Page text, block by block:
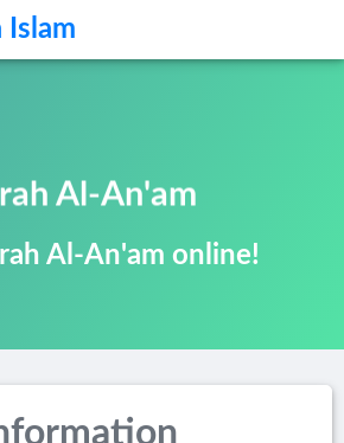
Islam
Al-An'am
Al-An'am online!